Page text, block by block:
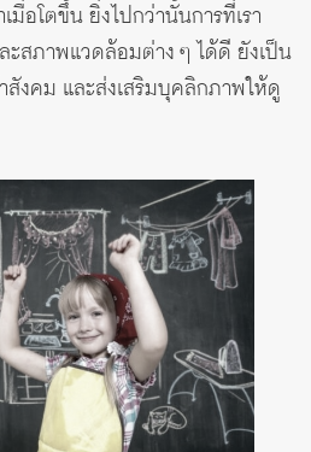
อโตขึ้น ยิ่งไปกว่านั้นการที่เรา
ะสภาพแวดล้อมต่าง ๆ ได้ดี ยังเป็น
สังคม และส่งเสริมบุคลิกภาพให้ดู